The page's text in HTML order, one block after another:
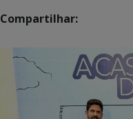
Compartilhar: